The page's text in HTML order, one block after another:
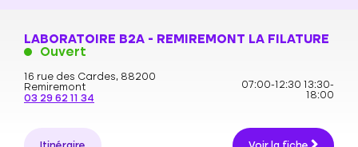
LABORATOIRE B2A - REMIREMONT LA FILATURE
Ouvert
16 rue des Cardes, 88200
Remiremont
03 29 62 11 34
07:00-12:30
13:30-
18:00